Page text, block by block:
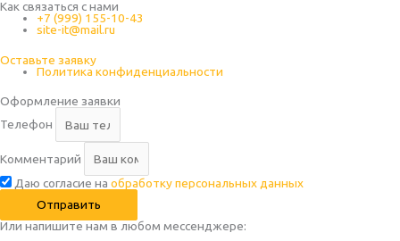
Как связаться с нами
+7 (999) 155-10-43
site-it@mail.ru
Оставьте заявку
Политика конфиденциальности
Оформление заявки
Телефон
Комментарий
Даю согласие на обработку персональных данных
Отправить
Или напишите нам в любом месcенджере: